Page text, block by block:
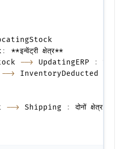
:
**इन्वेंट्री क्षेत्र**
--> UpdatingERP :
--> InventoryDeducted
--> Shipping :
दोनों क्षेत्र